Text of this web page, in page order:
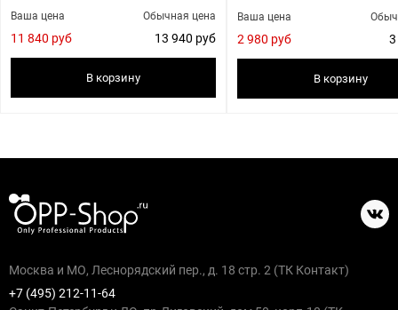
Обычная цена
13 940 руб
Ваша цена
11 840 руб
В корзину
3
Ваша цена
2 980 руб
В корзину
Москва и МО, Леснорядский пер., д. 18 стр. 2 (ТК Контакт)
+7 (495) 212-11-64